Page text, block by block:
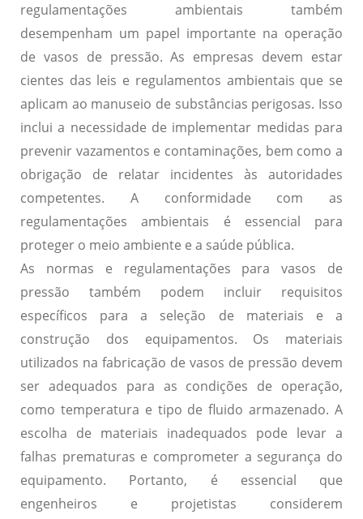
regulamentações ambientais também
desempenham um papel importante na operação
de vasos de pressão. As empresas devem estar
cientes das leis e regulamentos ambientais que se
aplicam ao manuseio de substâncias perigosas. Isso
inclui a necessidade de implementar medidas para
prevenir vazamentos e contaminações, bem como a
obrigação de relatar incidentes às autoridades
competentes. A conformidade com as
regulamentações ambientais é essencial para
proteger o meio ambiente e a saúde pública.
As normas e regulamentações para vasos de
pressão também podem incluir requisitos
específicos para a seleção de materiais e a
construção dos equipamentos. Os materiais
utilizados na fabricação de vasos de pressão devem
ser adequados para as condições de operação,
como temperatura e tipo de fluido armazenado. A
escolha de materiais inadequados pode levar a
falhas prematuras e comprometer a segurança do
equipamento. Portanto, é essencial que
engenheiros e projetistas considerem